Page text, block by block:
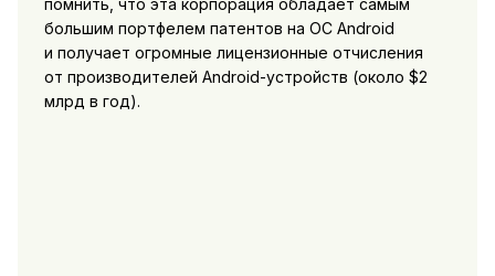
большим портфелем патентов на ОС Android
и получает огромные лицензионные отчисления
от производителей Android-устройств (около $2
млрд в год).